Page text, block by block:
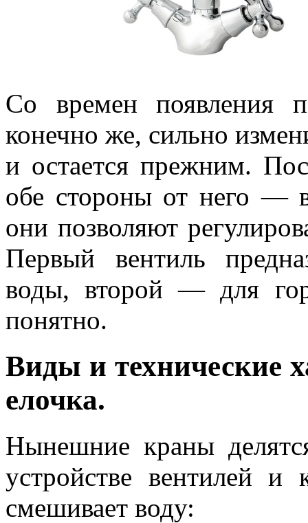
Со времен появления
конечно же, сильно
и остается прежним.
обе стороны от него —
они позволяют
Первый вентиль
воды, второй — для
понятно.
Виды и технические
елочка.
Нынешние краны
устройстве вентилей и
смешивает воду: